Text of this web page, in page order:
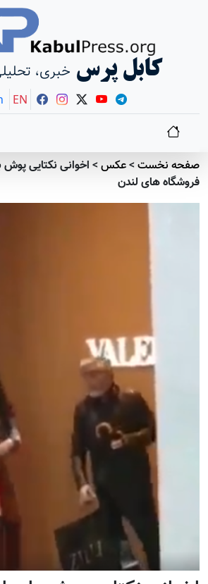
کابل پرس خبری،
EN
صفحه نخست>عکس>اخوانی نکتایی پوش
فروشگاه های لندن